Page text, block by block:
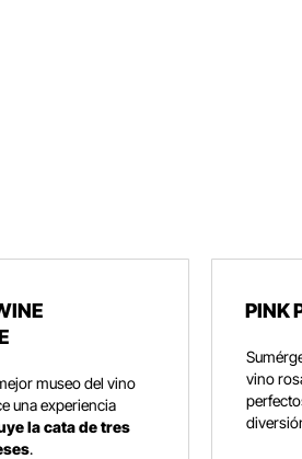
museo del vino
una experiencia
la cata de tres
.
PINK
vino